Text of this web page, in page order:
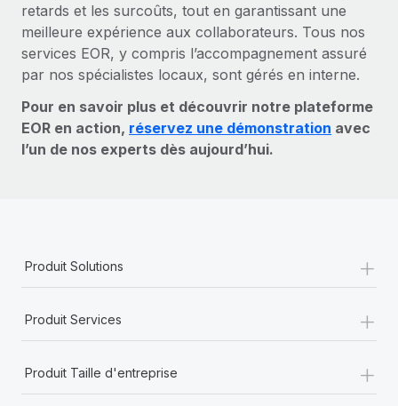
retards et les surcoûts, tout en garantissant une
meilleure expérience aux collaborateurs. Tous nos
services EOR, y compris l’accompagnement assuré
par nos spécialistes locaux, sont gérés en interne.
Pour en savoir plus et découvrir notre plateforme
EOR en action, réservez une démonstration avec
l’un de nos experts dès aujourd’hui.
Produit Solutions +
Produit Services +
Produit Taille d'entreprise +